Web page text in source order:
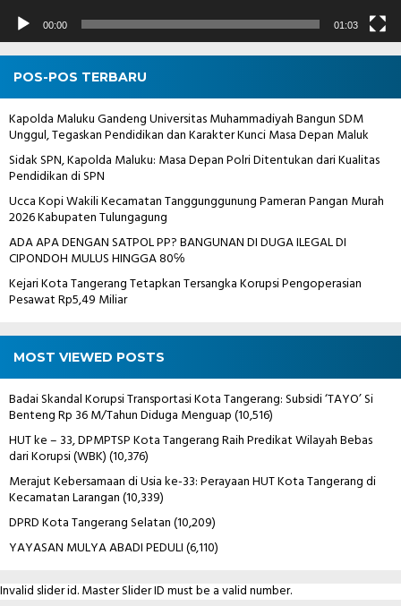
00:00 01:03
POS-POS TERBARU
Kapolda Maluku Gandeng Universitas Muhammadiyah Bangun SDM
Unggul, Tegaskan Pendidikan dan Karakter Kunci Masa Depan Maluk
Sidak SPN, Kapolda Maluku: Masa Depan Polri Ditentukan dari Kualitas
Pendidikan di SPN
Ucca Kopi Wakili Kecamatan Tanggunggunung Pameran Pangan Murah
2026 Kabupaten Tulungagung
ADA APA DENGAN SATPOL PP? BANGUNAN DI DUGA ILEGAL DI
CIPONDOH MULUS HINGGA 80℅
Kejari Kota Tangerang Tetapkan Tersangka Korupsi Pengoperasian
Pesawat Rp5,49 Miliar
MOST VIEWED POSTS
Badai Skandal Korupsi Transportasi Kota Tangerang: Subsidi ‘TAYO’ Si
Benteng Rp 36 M/Tahun Diduga Menguap(10,516)
HUT ke – 33, DPMPTSP Kota Tangerang Raih Predikat Wilayah Bebas
dari Korupsi (WBK)(10,376)
Merajut Kebersamaan di Usia ke-33: Perayaan HUT Kota Tangerang di
Kecamatan Larangan(10,339)
DPRD Kota Tangerang Selatan(10,209)
YAYASAN MULYA ABADI PEDULI(6,110)
Invalid slider id. Master Slider ID must be a valid number.